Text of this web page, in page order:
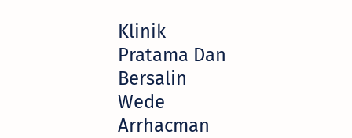
Klinik
Pratama Dan
Bersalin
Wede
Arrhacman